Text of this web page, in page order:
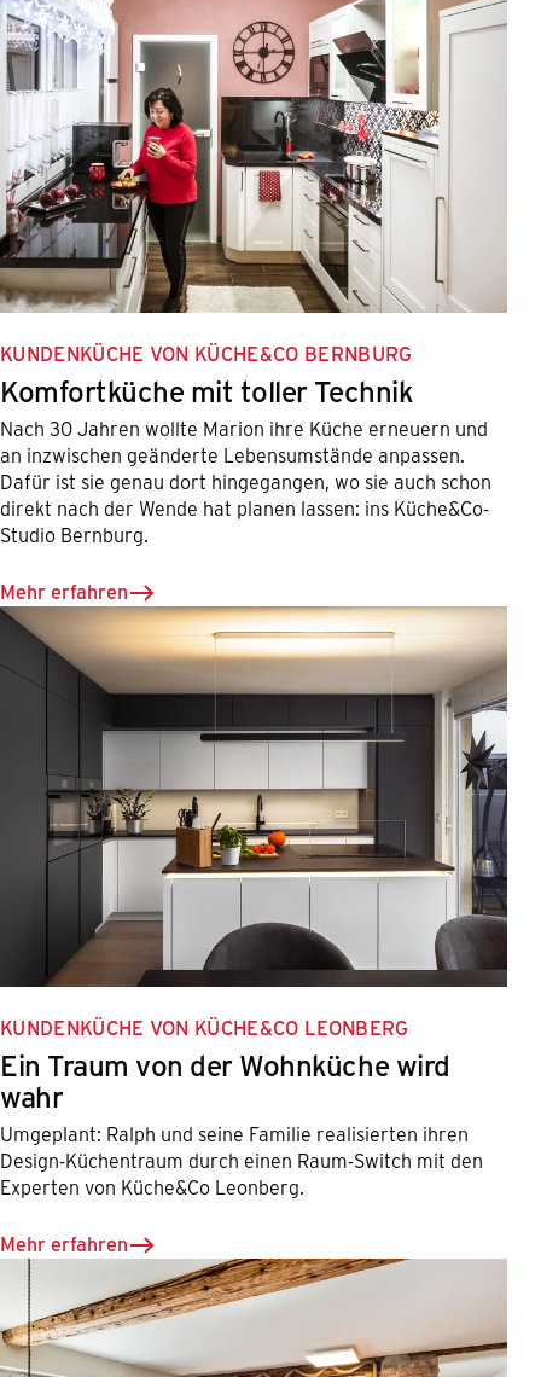
KUNDENKÜCHE VON KÜCHE&CO BERNBURG
Komfortküche mit toller Technik
Nach 30 Jahren wollte Marion ihre Küche erneuern und
an inzwischen geänderte Lebensumstände anpassen.
Dafür ist sie genau dort hingegangen, wo sie auch schon
direkt nach der Wende hat planen lassen: ins Küche&Co-
Studio Bernburg.
Mehr erfahren
KUNDENKÜCHE VON KÜCHE&CO LEONBERG
Ein Traum von der Wohnküche wird
wahr
Umgeplant: Ralph und seine Familie realisierten ihren
Design-Küchentraum durch einen Raum-Switch mit den
Experten von Küche&Co Leonberg.
Mehr erfahren